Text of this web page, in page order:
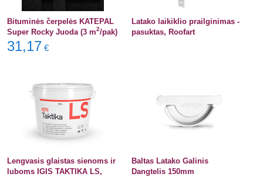
Bituminės čerpelės KATEPAL
Super Rocky Juoda (3 m2/pak)
31,17 €
Latako laikiklio prailginimas -
pasuktas, Roofart
Lengvasis glaistas sienoms ir
luboms IGIS TAKTIKA LS,
Baltas Latako Galinis
Dangtelis 150mm